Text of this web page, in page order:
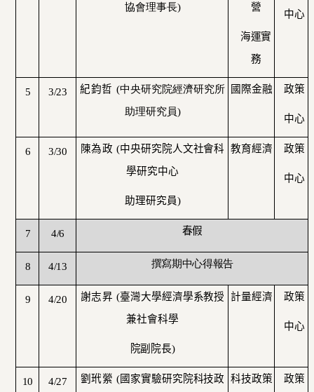
協會理事長)
營
海運實
務
中心
5 3/23 紀鈞哲 (中央研究院經濟研究所
助理研究員)
國際金融 政策
中心
6 3/30 陳為政(中央研究院人文社會科
學研究中心
助理研究員)
教育經濟 政策
中心
7 4/6 春假
8 4/13 撰寫期中心得報告
9 4/20 謝志昇(臺灣大學經濟學系教授
兼社會科學
院副院長)
計量經濟 政策
中心
10 4/27 劉玳縈(國家實驗研究院科技政
科技政策 政策